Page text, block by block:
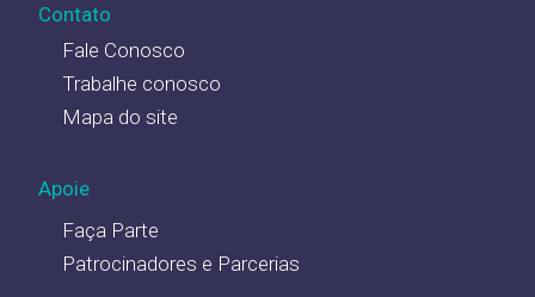
Contato
Fale Conosco
Trabalhe conosco
Mapa do site
Apoie
Faça Parte
Patrocinadores e Parcerias